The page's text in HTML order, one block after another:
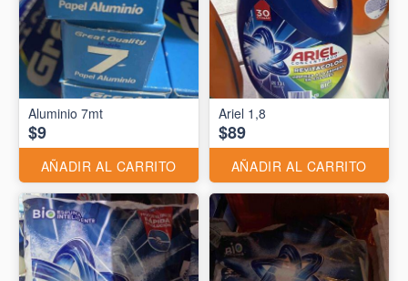
Aluminio 7mt
$9
AÑADIR AL CARRITO
Ariel 1,8
$89
AÑADIR AL CARRITO